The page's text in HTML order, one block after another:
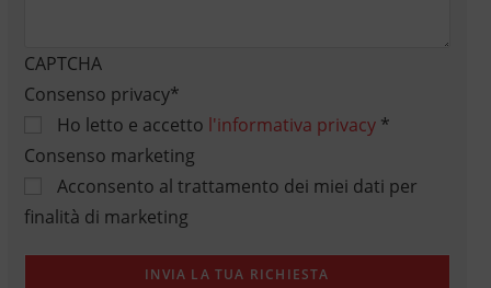
CAPTCHA
Consenso privacy*
Ho letto e accetto l'informativa privacy*
Consenso marketing
Acconsento al trattamento dei miei dati per
finalità di marketing